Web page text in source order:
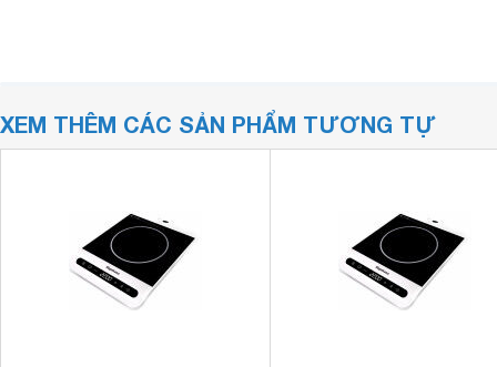
XEM THÊM CÁC SẢN PHẨM TƯƠNG TỰ